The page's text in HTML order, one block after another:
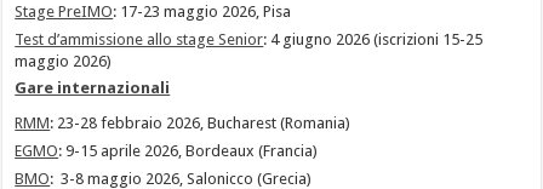
Stage PreIMO: 17-23 maggio 2026, Pisa
Test d’ammissione allo stage Senior: 4 giugno 2026 (iscrizioni 15-25
maggio 2026)
Gare internazionali
RMM: 23-28 febbraio 2026, Bucharest (Romania)
EGMO: 9-15 aprile 2026, Bordeaux (Francia)
BMO: 3-8 maggio 2026, Salonicco (Grecia)